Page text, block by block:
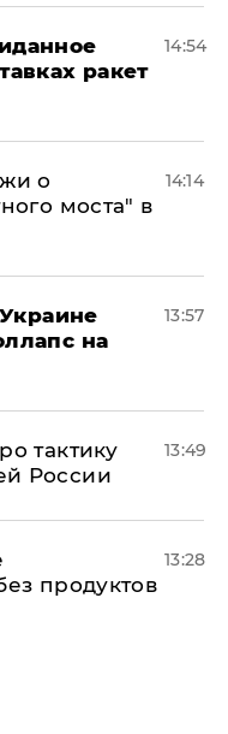
ракет
14:54
о
моста" в
14:14
на
13:57
тактику
России
13:49
продуктов
13:28